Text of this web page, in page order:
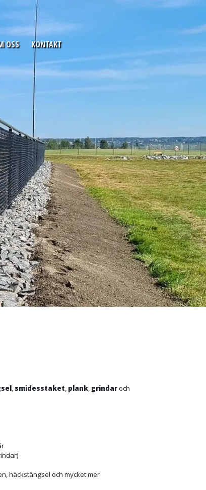
OSS KONTAKT
, smidesstaket, plank, grindaroch
häckstängsel och mycket mer